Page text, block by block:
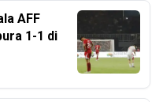
AFF
1-1 di